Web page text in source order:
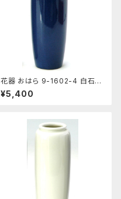
花器 おはら 9-1602-4 白石投
入 ナマコ 花瓶 フラワーベース
¥5,400